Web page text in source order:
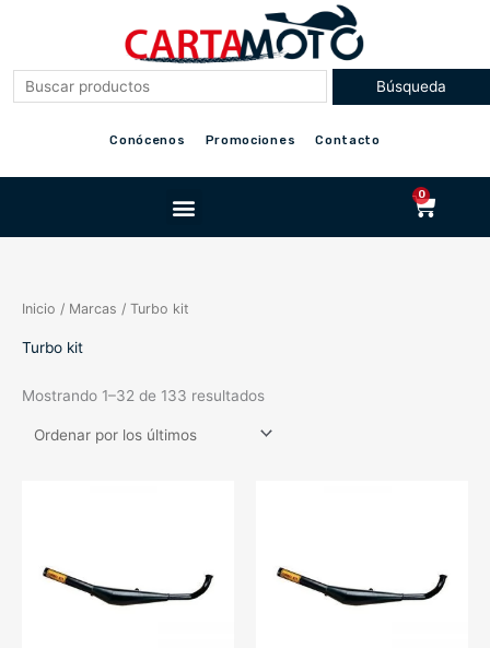
Conócenos Promociones Contacto
Menu 0
Inicio / Marcas / Turbo kit
Turbo kit
Mostrando 1–32 de 133 resultados